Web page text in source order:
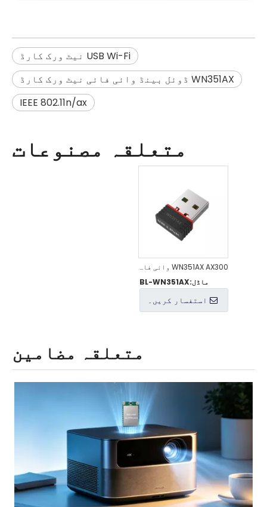
USB Wi-Fi نیٹ ورک کارڈ
WN351AX ڈوئل بینڈ وائی فائی نیٹ ورک کارڈ
IEEE 802.11n/ax
متعلقہ مصنوعات
WN351AX AX300 وائی فائی 6 وائرلیس نینو USB اڈاپٹر
ماڈل:BL-WN351AX
استفسار کریں۔
متعلقہ مضامین